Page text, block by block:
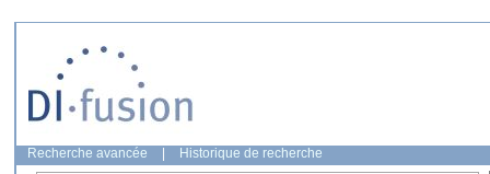
Recherche avancée Historique de recherche